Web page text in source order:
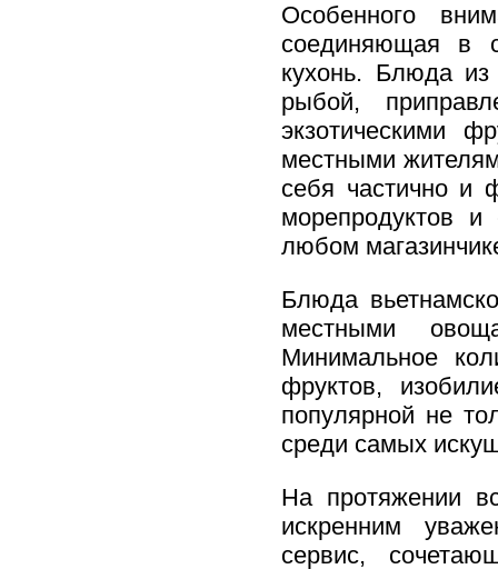
Особенного
соединяющая в
кухонь. Блюда
рыбой,
экзотическими
местными
себя частично и
морепродуктов
любом
Блюда
местными
Минимальное
фруктов,
популярной не
среди самых
На протяжении
искренним
сервис,